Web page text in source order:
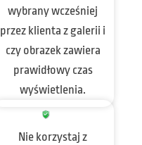
wybrany wcześniej
przez klienta z galerii i
czy obrazek zawiera
prawidłowy czas
wyświetlenia.
Nie korzystaj z